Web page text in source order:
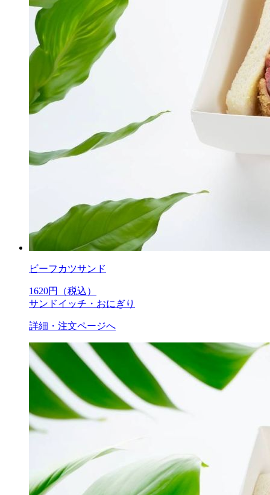
ビーフカツサンド
1620円（税込）
サンドイッチ・おにぎり
詳細・注文ページへ